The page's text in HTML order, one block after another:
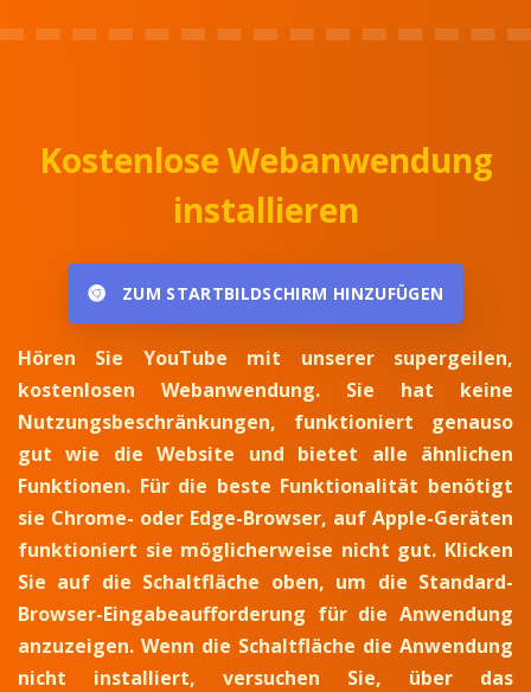
Kostenlose Webanwendung
installieren
ZUM STARTBILDSCHIRM HINZUFÜGEN
Hören Sie YouTube mit unserer supergeilen,
kostenlosen Webanwendung. Sie hat keine
Nutzungsbeschränkungen, funktioniert genauso
gut wie die Website und bietet alle ähnlichen
Funktionen. Für die beste Funktionalität benötigt
sie Chrome- oder Edge-Browser, auf Apple-Geräten
funktioniert sie möglicherweise nicht gut. Klicken
Sie auf die Schaltfläche oben, um die Standard-
Browser-Eingabeaufforderung für die Anwendung
anzuzeigen. Wenn die Schaltfläche die Anwendung
nicht installiert, versuchen Sie, über das